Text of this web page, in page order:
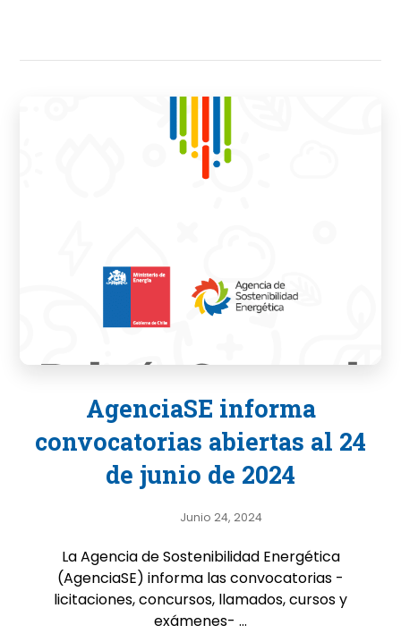
AgenciaSE informa
convocatorias abiertas al 24
de junio de 2024
Junio 24, 2024
La Agencia de Sostenibilidad Energética
(AgenciaSE) informa las convocatorias -
licitaciones, concursos, llamados, cursos y
exámenes- ...